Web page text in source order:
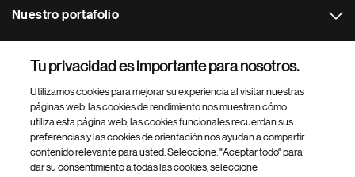
Nuestro portafolio
Footer Site Search
Tu privacidad es importante para nosotros.
Utilizamos cookies para mejorar su experiencia al visitar nuestras
páginas web: las cookies de rendimiento nos muestran cómo
utiliza esta página web, las cookies funcionales recuerdan sus
preferencias y las cookies de orientación nos ayudan a compartir
contenido relevante para usted. Seleccione: "Aceptar todo" para
dar su consentimiento a todas las cookies, seleccione